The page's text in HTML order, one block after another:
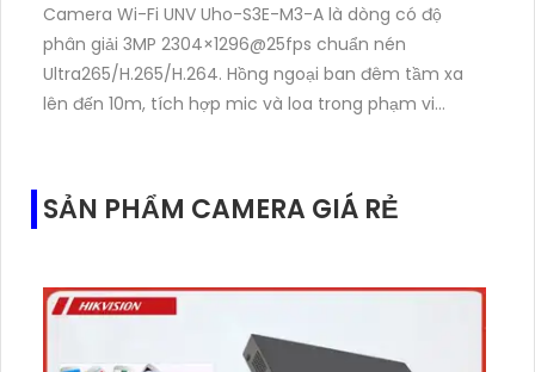
Camera Wi-Fi UNV Uho-S3E-M3-A là dòng có độ
phân giải 3MP 2304×1296@25fps chuẩn nén
Ultra265/H.265/H.264. Hồng ngoại ban đêm tầm xa
lên đến 10m, tích hợp mic và loa trong phạm vi
SẢN PHẨM CAMERA GIÁ RẺ